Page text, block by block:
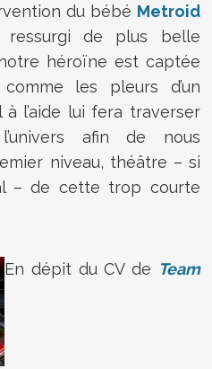
du bébé Metroid
de plus belle
héroïne est captée
les pleurs d’un
l’aide lui fera traverser
afin de nous
niveau, théâtre – si
– de cette trop courte
En dépit du CV de Team